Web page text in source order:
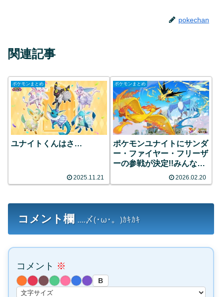
pokechan
関連記事
ポケモンまとめ
ユナイトくんはさ…
2025.11.21
ポケモンまとめ
ポケモンユナイトにサンダ
ー・ファイヤー・フリーザ
ーの参戦が決定!!みんなの
2026.02.20
コメント欄 ....〆(･ω･。)ｶｷｶｷ
コメント ※
B